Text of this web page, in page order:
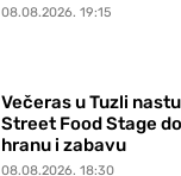
08.08.2026. 19:15
Večeras u Tuzli
Street Food Stage
hranu i zabavu
08.08.2026. 18:30